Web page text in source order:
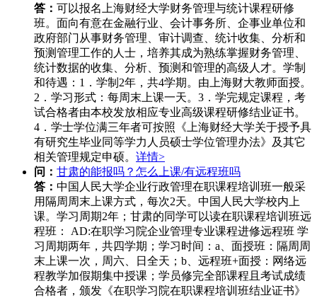
答： 可以报名上海财经大学财务管理与统计课程研修
班。面向有意在金融行业、会计事务所、企事业单位和
政府部门从事财务管理、审计调查、统计收集、分析和
预测管理工作的人士，培养其成为熟练掌握财务管理、
统计数据的收集、分析、预测和管理的高级人才。学制
和待遇：1．学制2年，共4学期。由上海财大教师面授。
2．学习形式：每周末上课一天。3．学完规定课程，考
试合格者由本校发放相应专业高级课程研修结业证书。
4．学士学位满三年者可按照《上海财经大学关于授予具
有研究生毕业同等学力人员硕士学位管理办法》及其它
相关管理规定申硕。 详情>
问： 甘肃的能报吗？怎么上课/有远程班吗
答： 中国人民大学企业行政管理在职课程培训班一般采
用隔周周末上课方式，每次2天。中国人民大学校内上
课。学习周期2年；甘肃的同学可以读在职课程培训班远
程班： AD:在职学习院企业管理专业课程进修远程班 学
习周期两年，共四学期；学习时间：a、面授班：隔周周
末上课一次，周六、日全天；b、远程班+面授：网络远
程教学加假期集中授课；学员修完全部课程且考试成绩
合格者，颁发《在职学习院在职课程培训班结业证书》